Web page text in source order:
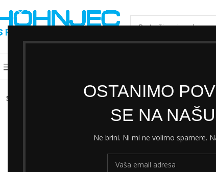
OSTANIMO
SE NA
Ne brini. Ni mi ne volimo spamere.
ODABERI KATEGORIJU
SOLD